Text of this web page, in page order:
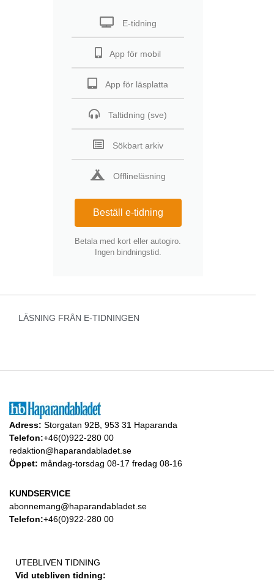
E-tidning
App för mobil
App för läsplatta
Taltidning (sve)
Sökbart arkiv
Offlineläsning
Beställ e-tidning
Betala med kort eller autogiro.
Ingen bindningstid.
LÄSNING FRÅN E-TIDNINGEN
Adress: Storgatan 92B, 953 31 Haparanda
Telefon:+46(0)922-280 00
redaktion@haparandabladet.se
Öppet: måndag-torsdag 08-17 fredag 08-16
KUNDSERVICE
abonnemang@haparandabladet.se
Telefon:+46(0)922-280 00
UTEBLIVEN TIDNING
Vid utebliven tidning: